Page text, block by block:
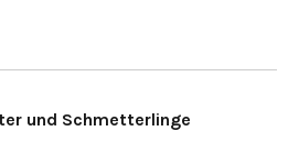
und Schmetterlinge